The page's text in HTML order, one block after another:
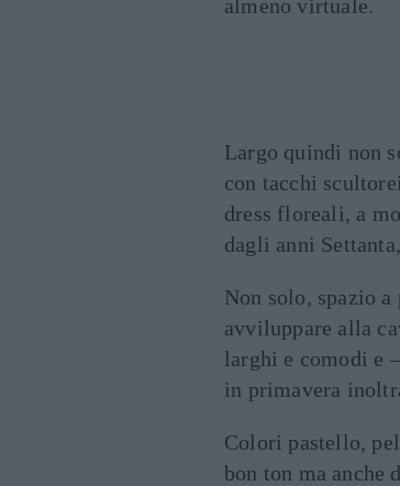
almeno virtuale.
Largo quindi non
con tacchi
dress floreali, a
dagli anni
Non solo, spazio a
avviluppare alla
larghi e comodi e
in primavera
Colori pastello,
bon ton ma